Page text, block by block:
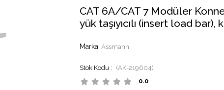
Marka: Assmann
CAT 6A/CAT 7 Modüler
yük taşıyıcılı (insert load
(AK-219604)
0.0